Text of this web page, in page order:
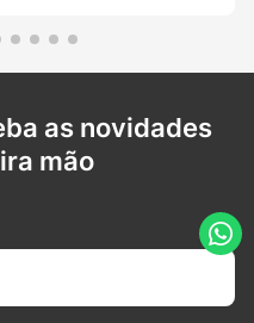
as novidades
mão